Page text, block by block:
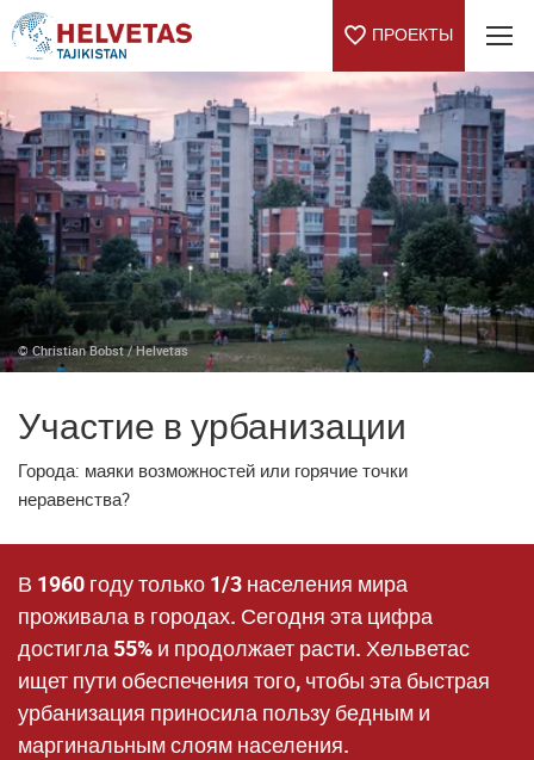
ПРОЕКТЫ
Участие в урбанизации
Свяжитесь с нашей командой
Отобранные проекты
© Christian Bobst / Helvetas
Участие в урбанизации
Города: маяки возможностей или горячие точки
неравенства?
В 1960 году только 1/3 населения мира
проживала в городах. Сегодня эта цифра
достигла 55% и продолжает расти. Хельветас
ищет пути обеспечения того, чтобы эта быстрая
урбанизация приносила пользу бедным и
маргинальным слоям населения.